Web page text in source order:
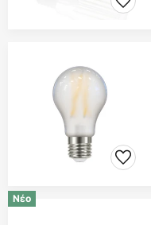
Νέο